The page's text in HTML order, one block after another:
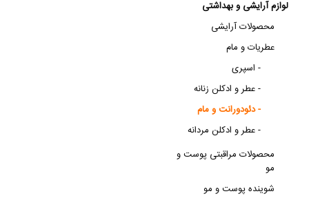
لوازم آرایشی و بهداشتی
محصولات آرایشی
عطریات و مام
اسپری -
عطر و ادکلن زنانه -
دئودورانت و مام -
عطر و ادکلن مردانه -
محصولات مراقبتی پوست و
مو
شوینده پوست و مو